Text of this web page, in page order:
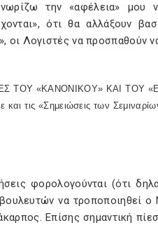
την «αφέλεια» μου
ότι θα αλλάξουν
οι Λογιστές να προσπαθούν
ΤΟΥ «ΚΑΝΟΝΙΚΟΥ» ΚΑΙ ΤΟΥ
«Σημειώσεις των Σεμιναρίων
φορολογούνται (ότι
να τροποποιηθεί
Επίσης σημαντική